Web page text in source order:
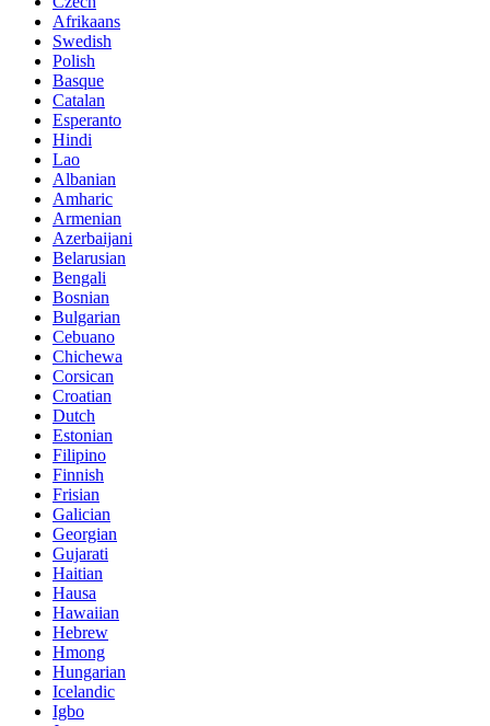
Afrikaans
Swedish
Polish
Basque
Catalan
Esperanto
Hindi
Lao
Albanian
Amharic
Armenian
Azerbaijani
Belarusian
Bengali
Bosnian
Bulgarian
Cebuano
Chichewa
Corsican
Croatian
Dutch
Estonian
Filipino
Finnish
Frisian
Galician
Georgian
Gujarati
Haitian
Hausa
Hawaiian
Hebrew
Hmong
Hungarian
Icelandic
Igbo